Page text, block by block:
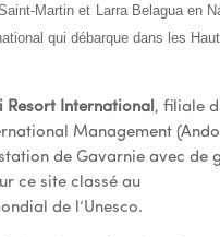
Martin et Larra Belagua en
qui débarque dans les
Resort International , filiale
Management
de Gavarnie avec de
ce site classé au
de l’Unesco.